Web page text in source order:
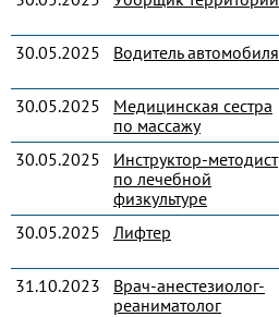
30.05.2025
Водитель автомобиля
30.05.2025
Медицинская сестра
по массажу
30.05.2025
Инструктор-методист
по лечебной
физкультуре
30.05.2025 Лифтер
31.10.2023
Врач-анестезиолог-
реаниматолог